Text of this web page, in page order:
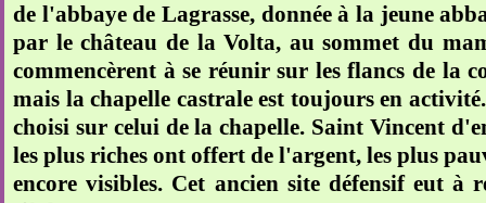
de l'abbaye de Lagrasse, donnée à la jeune
par le château de la Volta, au sommet du
commencèrent à se réunir sur les flancs de la
mais la chapelle castrale est toujours en
choisi sur celui de la chapelle. Saint Vincent
les plus riches ont offert de l'argent, les plus
encore visibles. Cet ancien site défensif eut à